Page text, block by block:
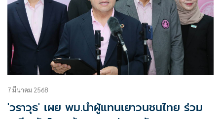
7 มีนาคม 2568
'วราวุธ' เผย พม.นำผู้แทนเยาวนชนไทย ร่วม